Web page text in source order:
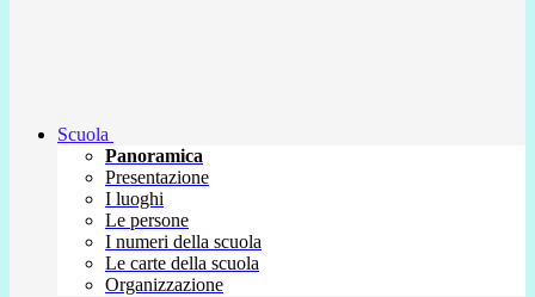
Scuola
Panoramica
Presentazione
I luoghi
Le persone
I numeri della scuola
Le carte della scuola
Organizzazione